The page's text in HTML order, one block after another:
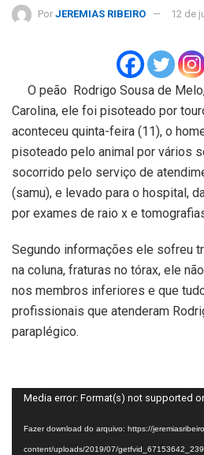
Por JEREMIAS RIBEIRO 12 de
O peão Rodrigo Sousa de
Carolina, ele foi pisoteado por
aconteceu quinta-feira (11), o
pisoteado pelo animal por vários
socorrido pelo serviço de
(samu), e levado para o hospital,
por exames de raio x e
Segundo informações ele sofreu
na coluna, fraturas no tórax, ele
nos membros inferiores e que
profissionais que atenderam
paraplégico.
Tocador
Media error: Format(s) not supported
Fazer download do arquivo: https://
content/uploads/2019/07/